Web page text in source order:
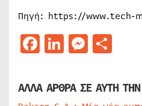
Πηγή: https://www.tech-
Facebook
LinkedIn
ΑΛΛΑ ΑΡΘΡΑ ΣΕ ΑΥΤΗ